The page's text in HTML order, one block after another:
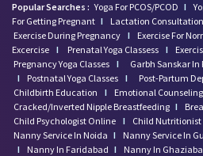
Popular Searches : Yoga For PCOS/PCOD I
For Getting Pregnant I Lactation Consultation
Exercise During Pregnancy I Exercise For
Excercise I Prenatal Yoga Classess I
Pregnancy Yoga Classes I Garbh Sanskar In
I
Postnatal Yoga Classes I Post-Partum
Childbirth Education
I Emotional Counseling
Cracked/Inverted Nipple Breastfeeding I
Child Psychologist Online I Child Nutritionist
Nanny Service In Noida I Nanny Service In
I
Nanny In Faridabad I Nanny In